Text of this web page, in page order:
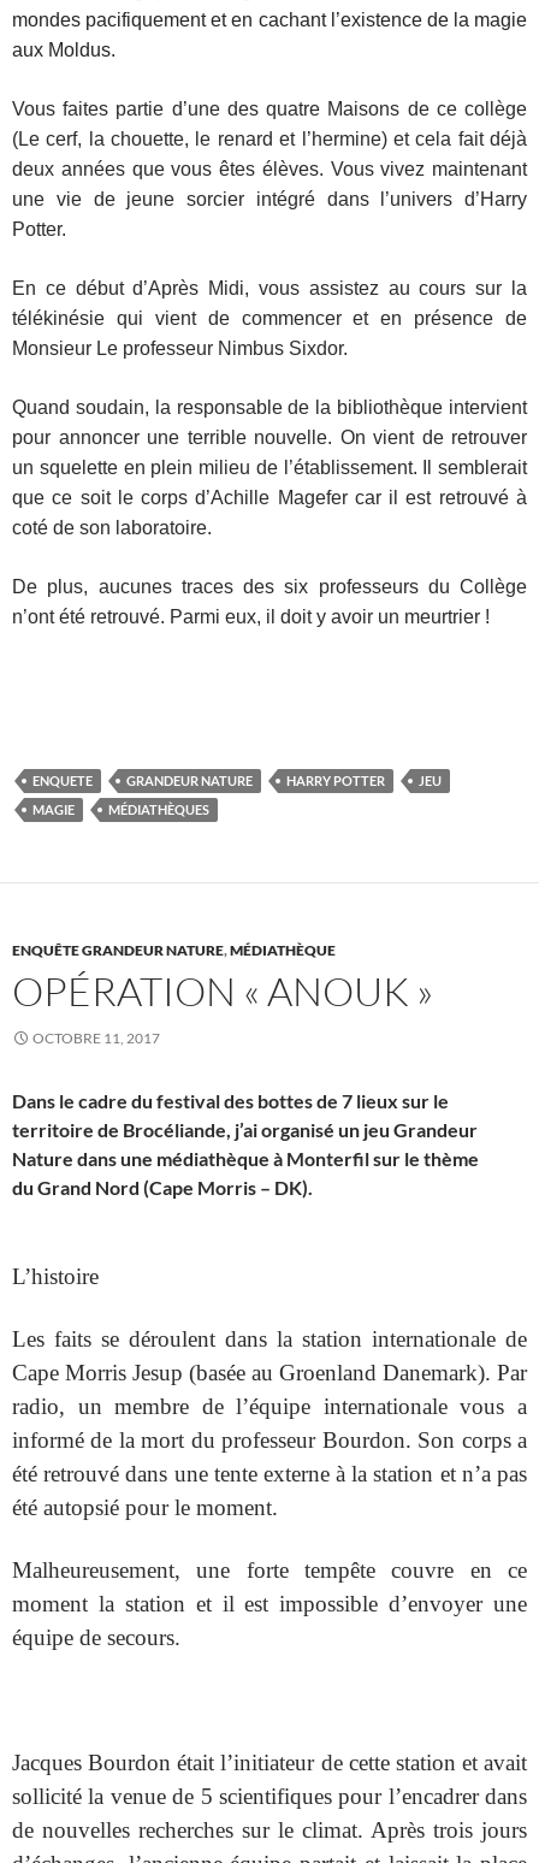
mondes pacifiquement et en cachant l’existence de la magie
aux Moldus.
Vous faites partie d’une des quatre Maisons de ce collège
(Le cerf, la chouette, le renard et l’hermine) et cela fait déjà
deux années que vous êtes élèves. Vous vivez maintenant
une vie de jeune sorcier intégré dans l’univers d’Harry
Potter.
En ce début d’Après Midi, vous assistez au cours sur la
télékinésie qui vient de commencer et en présence de
Monsieur Le professeur Nimbus Sixdor.
Quand soudain, la responsable de la bibliothèque intervient
pour annoncer une terrible nouvelle. On vient de retrouver
un squelette en plein milieu de l’établissement. Il semblerait
que ce soit le corps d’Achille Magefer car il est retrouvé à
coté de son laboratoire.
De plus, aucunes traces des six professeurs du Collège
n’ont été retrouvé. Parmi eux, il doit y avoir un meurtrier !
ENQUETE GRANDEUR NATURE HARRY POTTER
JEU
MAGIE
MÉDIATHÈQUES
ENQUÊTE GRANDEUR NATURE,MÉDIATHÈQUE
OPÉRATION « ANOUK »
OCTOBRE 11, 2017
Dans le cadre du festival des bottes de 7 lieux sur le
territoire de Brocéliande, j’ai organisé un jeu Grandeur
Nature dans une médiathèque à Monterfil sur le thème
du Grand Nord (Cape Morris – DK).
L’histoire
Les faits se déroulent dans la station internationale de
Cape Morris Jesup (basée au Groenland Danemark). Par
radio, un membre de l’équipe internationale vous a
informé de la mort du professeur Bourdon. Son corps a
été retrouvé dans une tente externe à la station et n’a pas
été autopsié pour le moment.
Malheureusement, une forte tempête couvre en ce
moment la station et il est impossible d’envoyer une
équipe de secours.
Jacques Bourdon était l’initiateur de cette station et avait
sollicité la venue de 5 scientifiques pour l’encadrer dans
de nouvelles recherches sur le climat. Après trois jours